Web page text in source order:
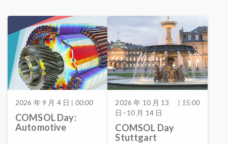
2026 年 9 月 4 日 | 00:00
COMSOL Day:
Automotive
2026 年 10 月 13
日–10 月 14 日
| 15:00
COMSOL Day
Stuttgart